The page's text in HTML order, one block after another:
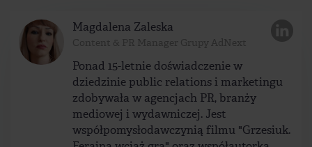
Magdalena Zaleska
Ponad 15-letnie doświadczenie w
dziedzinie public relations i marketingu
zdobywała w agencjach PR, branży
mediowej i wydawniczej. Jest
współpomysłodawczynią filmu "Grzesiuk.